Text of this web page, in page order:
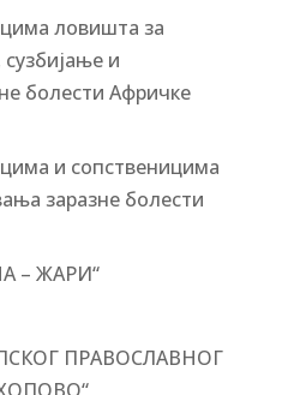
ловишта за
и
болести Афричке
и сопственицима
заразне болести
– ЖАРИ“
ПРАВОСЛАВНОГ